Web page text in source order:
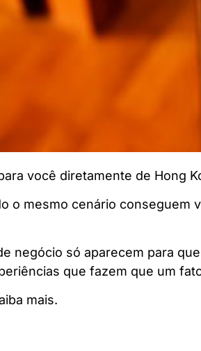
você diretamente de Hong
o mesmo cenário conseguem
negócio só aparecem para
que fazem que um
mais.